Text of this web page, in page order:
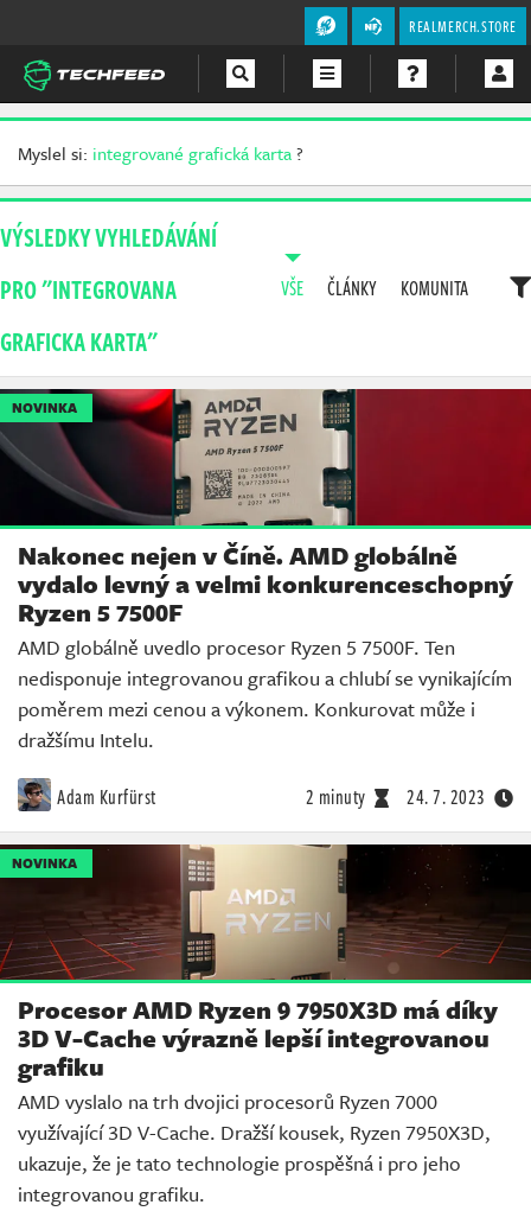
REALMERCH.STORE
Magazín
Videa
Soutěže
Myslel si: integrované grafická karta?
VÝSLEDKY VYHLEDÁVÁNÍ
PRO "INTEGROVANA
GRAFICKA KARTA"
VŠE ČLÁNKY KOMUNITA
NOVINKA
Nakonec nejen v Číně. AMD globálně
vydalo levný a velmi konkurenceschopný
Ryzen 5 7500F
AMD globálně uvedlo procesor Ryzen 5 7500F. Ten
nedisponuje integrovanou grafikou a chlubí se vynikajícím
poměrem mezi cenou a výkonem. Konkurovat může i
dražšímu Intelu.
Adam Kurfürst 2 minuty 24. 7. 2023
NOVINKA
Procesor AMD Ryzen 9 7950X3D má díky
3D V-Cache výrazně lepší integrovanou
grafiku
AMD vyslalo na trh dvojici procesorů Ryzen 7000
využívající 3D V-Cache. Dražší kousek, Ryzen 7950X3D,
ukazuje, že je tato technologie prospěšná i pro jeho
integrovanou grafiku.